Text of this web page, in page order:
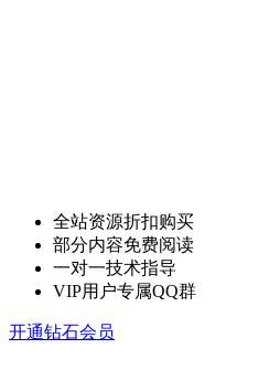
全站资源折扣购买
部分内容免费阅读
一对一技术指导
VIP用户专属QQ群
开通钻石会员